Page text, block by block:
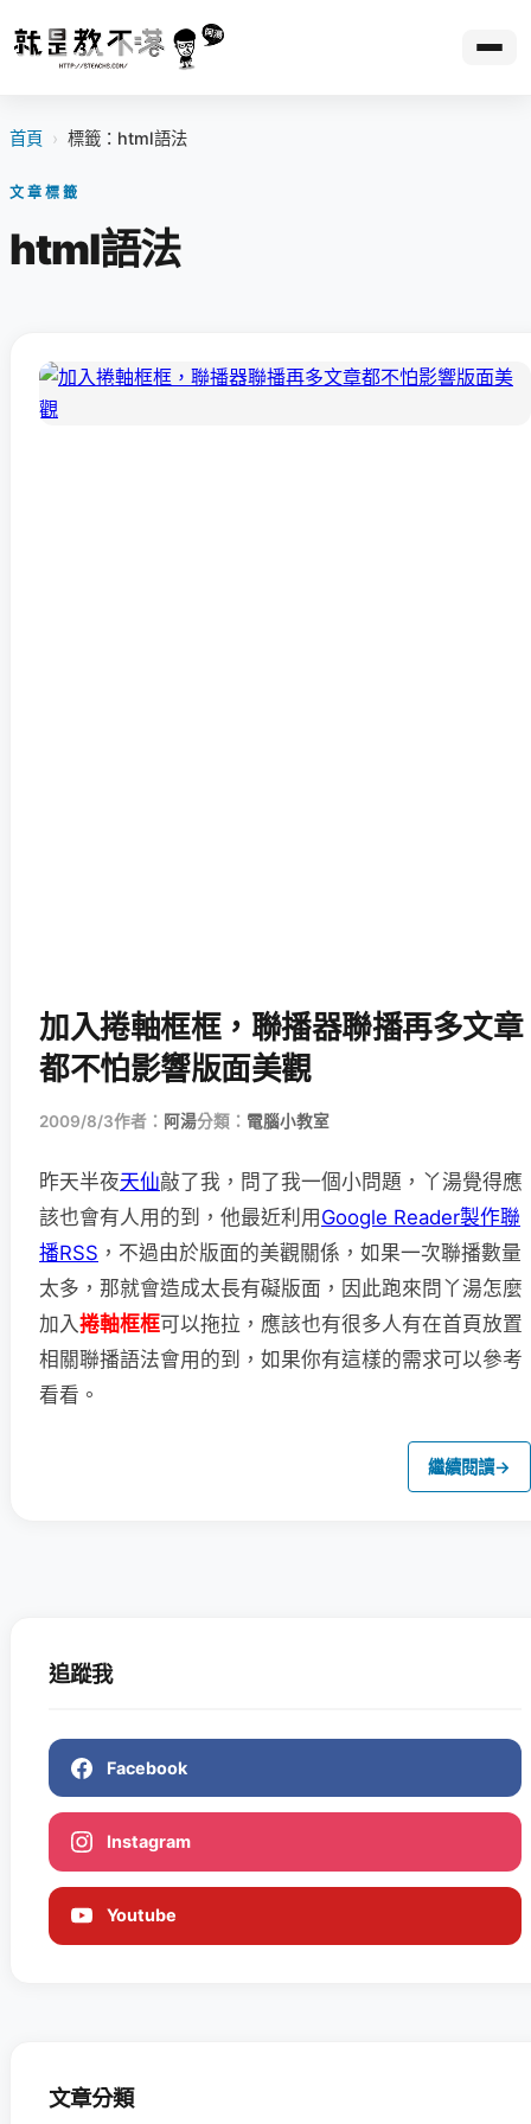
首頁 › 標籤：html語法
文章標籤
html語法
加入捲軸框框，聯播器聯播再多文章
都不怕影響版面美觀
2009/8/3作者： 阿湯分類： 電腦小教室
昨天半夜天仙敲了我，問了我一個小問題，丫湯覺得應
該也會有人用的到，他最近利用 Google Reader製作聯
播RSS ，不過由於版面的美觀關係，如果一次聯播數量
太多，那就會造成太長有礙版面，因此跑來問丫湯怎麼
加入捲軸框框可以拖拉，應該也有很多人有在首頁放置
相關聯播語法會用的到，如果你有這樣的需求可以參考
看看。
繼續閱讀→
追蹤我
Facebook
Instagram
Youtube
文章分類